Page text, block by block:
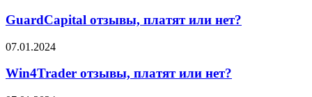
платят
или
нет?
GuardCapital отзывы, платят или нет?
Win4Trader
платят
07.01.2024
Win4Trader отзывы, платят или нет?